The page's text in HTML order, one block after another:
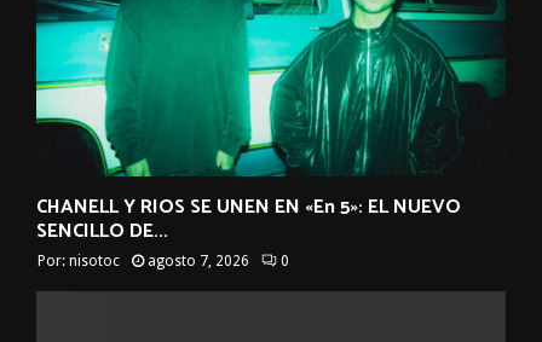
CHANELL Y RIOS SE UNEN EN «En 5»: EL NUEVO
SENCILLO DE...
Por: nisotoc agosto 7, 2026 0